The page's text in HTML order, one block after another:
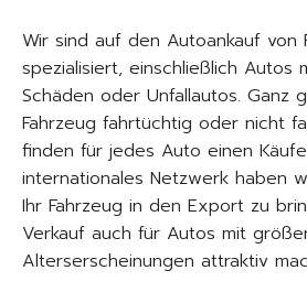
Wir sind auf den Autoankauf von
spezialisiert, einschließlich Autos
Schäden oder Unfallautos. Ganz
Fahrzeug fahrtüchtig oder nicht
finden für jedes Auto einen
internationales Netzwerk haben
Ihr Fahrzeug in den Export zu
Verkauf auch für Autos mit
Alterserscheinungen attraktiv